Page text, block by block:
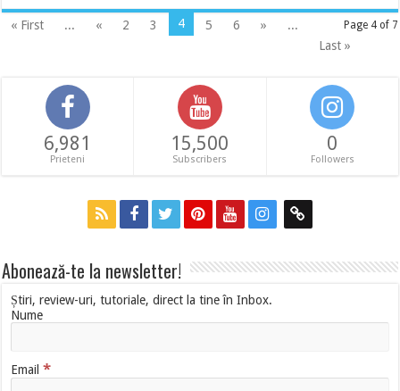
Page 4 of 7
« First ... « 2 3 4 5 6 »
...
Last »
6,981
Prieteni
15,500
Subscribers
0
Followers
Abonează-te la newsletter!
Știri, review-uri, tutoriale, direct la tine în Inbox.
Nume
Email*